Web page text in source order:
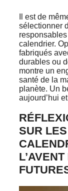
Il est de
sélectionner
calendrier.
fabriqués
durables ou
montre un
santé de la
planète. Un
aujourd’hui
SUR LES